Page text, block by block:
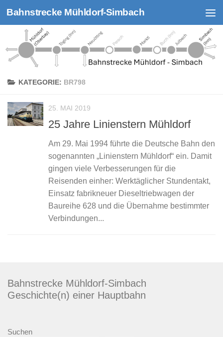
Zum Inhalt springen
Bahnstrecke Mühldorf-Simbach
KATEGORIE: BR798
25. MAI 2019
25 Jahre Linienstern Mühldorf
Am 29. Mai 1994 führte die Deutsche Bahn den
sogenannten „Linienstern Mühldorf“ ein. Damit
gingen viele Verbesserungen für die
Reisenden einher: Werktäglicher Stundentakt,
Einsatz fabrikneuer Dieseltriebwagen der
Baureihe 628 und die Übernahme bestimmter
Verbindungen...
Bahnstrecke Mühldorf-Simbach
Geschichte(n) einer Hauptbahn
Suchen